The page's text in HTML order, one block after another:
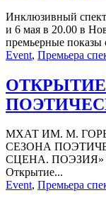
Инклюзивный
и 6 мая в 20.00 в
премьерные показы
Event, Премьера
МХАТ ИМ. М.
СЕЗОНА
СЦЕНА. ПОЭЗИЯ» 29
Открытие...
Event, Премьера